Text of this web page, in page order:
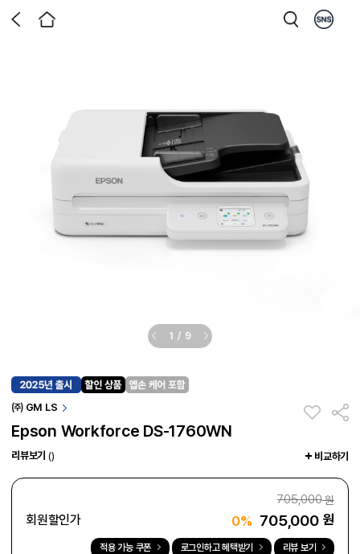
1 / 9
㈜ GM LS
Epson Workforce DS-1760WN
리뷰보기 () 비교하기
705,000원
회원할인가 0% 705,000 원
적용 가능 쿠폰 로그인하고 혜택받기 리뷰 보기